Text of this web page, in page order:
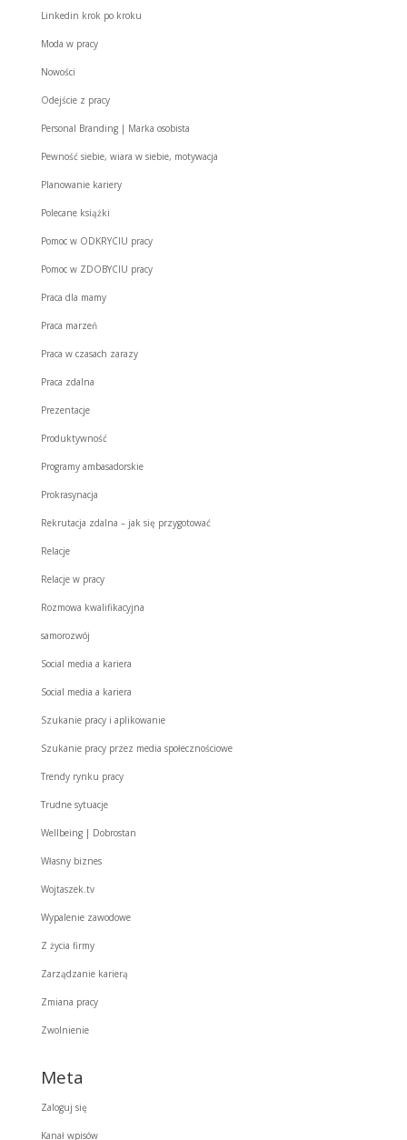
Linkedin krok po kroku
Moda w pracy
Nowości
Odejście z pracy
Personal Branding | Marka osobista
Pewność siebie, wiara w siebie, motywacja
Planowanie kariery
Polecane książki
Pomoc w ODKRYCIU pracy
Pomoc w ZDOBYCIU pracy
Praca dla mamy
Praca marzeń
Praca w czasach zarazy
Praca zdalna
Prezentacje
Produktywność
Programy ambasadorskie
Prokrasynacja
Rekrutacja zdalna – jak się przygotować
Relacje
Relacje w pracy
Rozmowa kwalifikacyjna
samorozwój
Social media a kariera
Social media a kariera
Szukanie pracy i aplikowanie
Szukanie pracy przez media społecznościowe
Trendy rynku pracy
Trudne sytuacje
Wellbeing | Dobrostan
Własny biznes
Wojtaszek.tv
Wypalenie zawodowe
Z życia firmy
Zarządzanie karierą
Zmiana pracy
Zwolnienie
Meta
Zaloguj się
Kanał wpisów